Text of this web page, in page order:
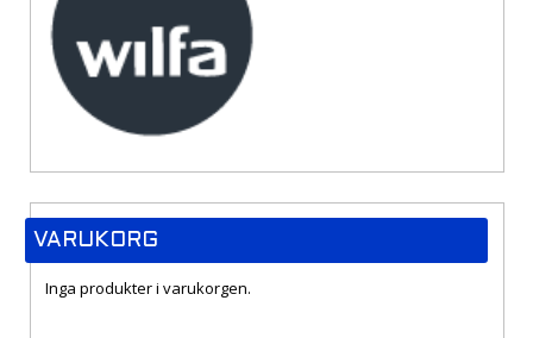
VARUKORG
Inga produkter i varukorgen.